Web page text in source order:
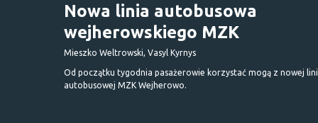
Nowa linia autobusowa
wejherowskiego MZK
Mieszko Weltrowski, Vasyl Kyrnys
Od początku tygodnia pasażerowie korzystać mogą z nowej
autobusowej MZK Wejherowo.